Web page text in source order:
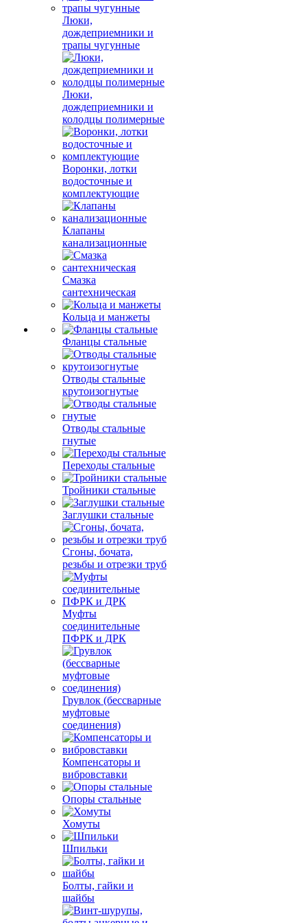
Люки,
дождеприемники и
трапы чугунные
Люки,
дождеприемники и
колодцы полимерные
Воронки, лотки
водосточные и
комплектующие
Клапаны
канализационные
Смазка
сантехническая
Кольца и манжеты
Фланцы стальные
Отводы стальные
крутоизогнутые
Отводы стальные
гнутые
Переходы стальные
Тройники стальные
Заглушки стальные
Сгоны, бочата,
резьбы и отрезки труб
Муфты
соединительные
ПФРК и ДРК
Грувлок (бессварные
муфтовые
соединения)
Компенсаторы и
вибровставки
Опоры стальные
Хомуты
Шпильки
Болты, гайки и
шайбы